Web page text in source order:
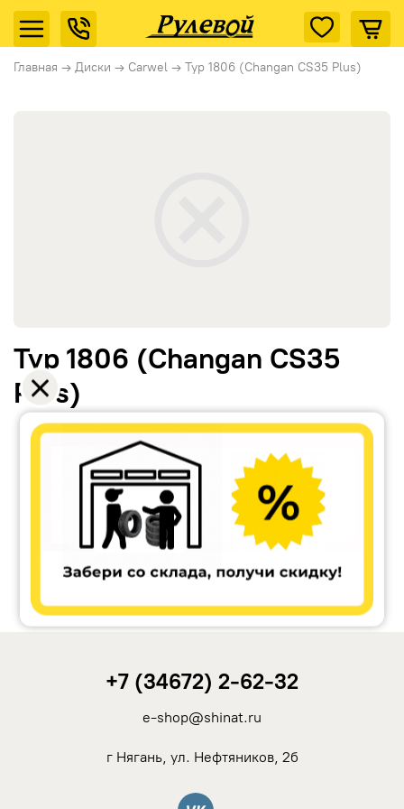
Главная → Диски → Carwel → Тур 1806 (Changan CS35 Plus)
Remain
Тур 1806 (Changan CS35
Plus)
+7 (34672) 2-62-32
e-shop@shinat.ru
г Нягань, ул. Нефтяников, 2б
Вконтакте